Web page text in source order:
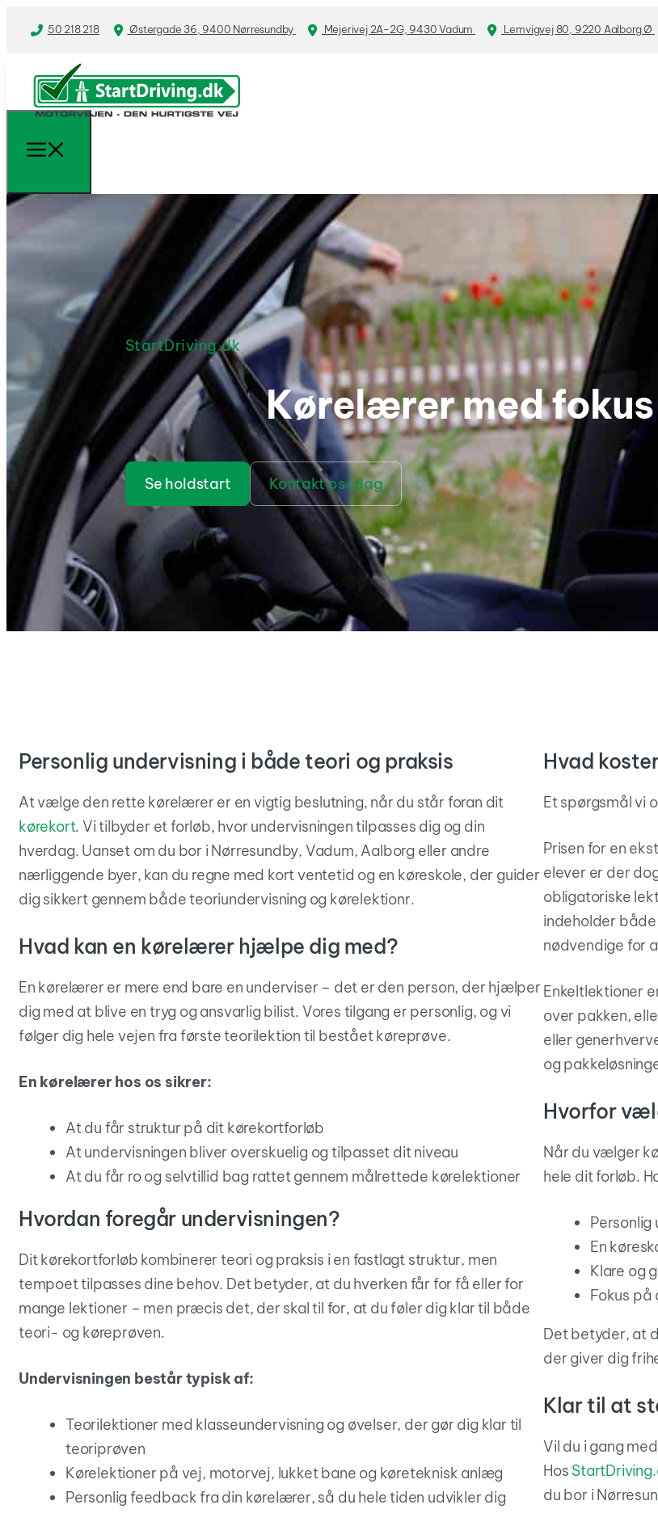
50 218 218 Østergade 36, 9400 Nørresundby Mejerivej 2A-2G, 9430 Vadum Lemvigvej 80, 9220 Aalborg Ø
StartDriving.dk
Kørelærer med
Se holdstart Kontakt os i dag
Personlig undervisning i både teori og praksis
At vælge den rette kørelærer er en vigtig beslutning, når du står foran dit
kørekort. Vi tilbyder et forløb, hvor undervisningen tilpasses dig og din
hverdag. Uanset om du bor i Nørresundby, Vadum, Aalborg eller andre
nærliggende byer, kan du regne med kort ventetid og en køreskole, der guider
dig sikkert gennem både teoriundervisning og kørelektionr.
Hvad kan en kørelærer hjælpe dig med?
En kørelærer er mere end bare en underviser – det er den person, der hjælper
dig med at blive en tryg og ansvarlig bilist. Vores tilgang er personlig, og vi
følger dig hele vejen fra første teorilektion til bestået køreprøve.
En kørelærer hos os sikrer:
At du får struktur på dit kørekortforløb
At undervisningen bliver overskuelig og tilpasset dit niveau
At du får ro og selvtillid bag rattet gennem målrettede kørelektioner
Hvordan foregår undervisningen?
Dit kørekortforløb kombinerer teori og praksis i en fastlagt struktur, men
tempoet tilpasses dine behov. Det betyder, at du hverken får for få eller for
mange lektioner – men præcis det, der skal til for, at du føler dig klar til både
teori- og køreprøven.
Undervisningen består typisk af:
Teorilektioner med klasseundervisning og øvelser, der gør dig klar til
teoriprøven
Kørelektioner på vej, motorvej, lukket bane og køreteknisk anlæg
Personlig feedback fra din kørelærer, så du hele tiden udvikler dig
Hvad
Et spørgsmål vi
Prisen for en
elever er der
obligatoriske
indeholder
nødvendige for
Enkeltlektioner
over pakken,
eller
og
Hvorfor
Når du vælger
hele dit forløb.
Personlig
En
Klare og
Fokus
Det betyder, at
der giver dig
Klar til at
Vil du i gang
Hos
du bor i